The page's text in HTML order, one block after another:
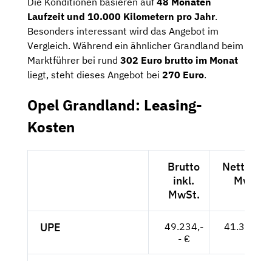
Laufzeit und 10.000 Kilometern pro Jahr.
Besonders interessant wird das Angebot im
Vergleich. Während ein ähnlicher Grandland beim
Marktführer bei rund 302 Euro brutto im Monat
liegt, steht dieses Angebot bei 270 Euro.
Opel Grandland: Leasing-
Kosten
Brutto
inkl.
MwSt.
Netto
MwSt.
UPE
49.234,-
- €
41.373,--